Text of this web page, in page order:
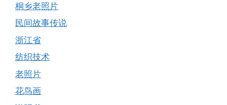
桐乡老照片
民间故事传说
浙江省
纺织技术
老照片
花鸟画